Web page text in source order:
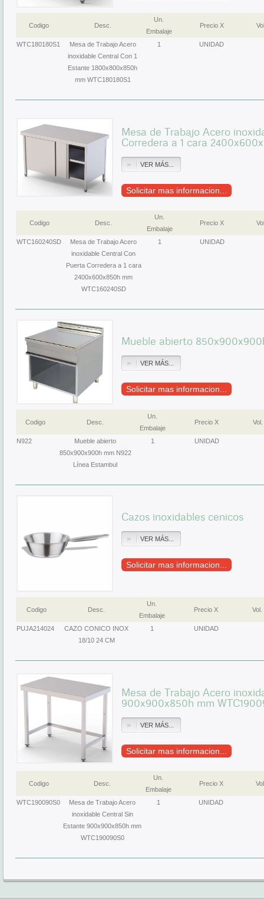
Codigo Desc.
Un.
Embalaje
Precio X
WTC180180S1
Mesa de Trabajo Acero
inoxidable Central Con 1
Estante 1800x800x850h
mm WTC180180S1
1 UNIDAD
Mesa de Trabajo Acero
Corredera a 1 cara
VER MÁS...
Solicitar mas informacion...
Codigo Desc.
Un.
Embalaje
Precio X
WTC160240SD
Mesa de Trabajo Acero
inoxidable Central Con
Puerta Corredera a 1 cara
2400x600x850h mm
WTC160240SD
1 UNIDAD
Mueble abierto
VER MÁS...
Solicitar mas informacion...
Codigo Desc.
Un.
Embalaje
Precio X Vol.
N922
Mueble abierto
850x900x900h mm N922
Línea Estambul
1 UNIDAD
Cazos inoxidables cenicos
VER MÁS...
Solicitar mas informacion...
Codigo Desc.
Un.
Embalaje
Precio X Vol.
PUJA214024
CAZO CONICO INOX
18/10 24 CM
1 UNIDAD
Mesa de Trabajo Acero
900x900x850h mm
VER MÁS...
Solicitar mas informacion...
Codigo Desc.
Un.
Embalaje
Precio X
WTC190090S0
Mesa de Trabajo Acero
inoxidable Central Sin
Estante 900x900x850h mm
WTC190090S0
1 UNIDAD